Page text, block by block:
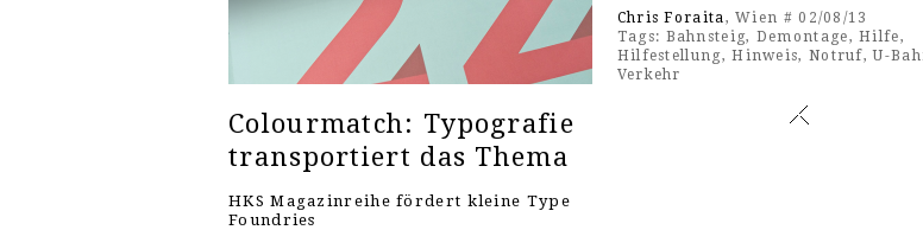
Chris Foraita, Wien # 02/08/13
Tags: Bahnsteig, Demontage,Hilfe,
Hilfestellung,Hinweis, Notruf,U-
Verkehr
Colourmatch: Typografie
transportiert das Thema
HKS Magazinreihe fördert kleine Type
Foundries